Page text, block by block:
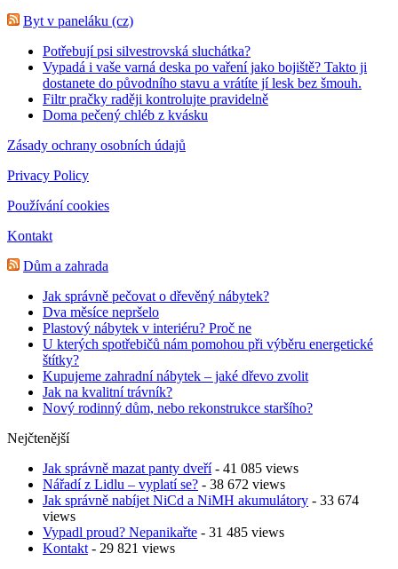
Byt v paneláku (cz)
Potřebují psi silvestrovská sluchátka?
Vypadá i vaše varná deska po vaření jako bojiště? Takto ji
dostanete do původního stavu a vrátíte jí lesk bez šmouh.
Filtr pračky raději kontrolujte pravidelně
Doma pečený chléb z kvásku
Zásady ochrany osobních údajů
Privacy Policy
Používání cookies
Kontakt
Dům a zahrada
Jak správně pečovat o dřevěný nábytek?
Dva měsíce nepršelo
Plastový nábytek v interiéru? Proč ne
U kterých spotřebičů nám pomohou při výběru energetické
štítky?
Kupujeme zahradní nábytek – jaké dřevo zvolit
Jak na kvalitní trávník?
Nový rodinný dům, nebo rekonstrukce staršího?
Nejčtenější
Jak správně mazat panty dveří- 41 085 views
Nářadí z Lidlu – vyplatí se? - 38 672 views
Jak správně nabíjet NiCd a NiMH akumulátory - 33 674
views
Vypadl proud? Nepanikařte - 31 485 views
Kontakt - 29 821 views